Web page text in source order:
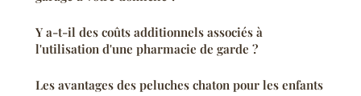
Y a-t-il des coûts additionnels associés à
l'utilisation d'une pharmacie de garde ?
Les avantages des peluches chaton pour les enfants